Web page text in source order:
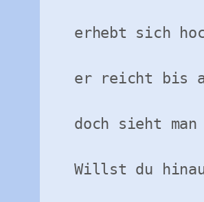
erhebt sich
er reicht bis
doch sieht
Willst du